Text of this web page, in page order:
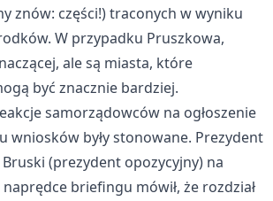
znów: części!) traconych w wyniku
W przypadku Pruszkowa,
ale są miasta, które
być znacznie bardziej.
samorządowców na ogłoszenie
wniosków były stonowane. Prezydent
Bruski (prezydent opozycyjny) na
briefingu mówił, że rozdział